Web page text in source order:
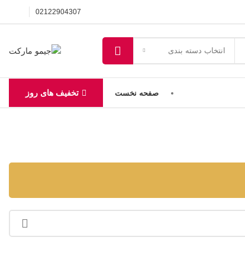
02122904307
انتخاب دسته بندی
صفحه نخست تخفیف های روز